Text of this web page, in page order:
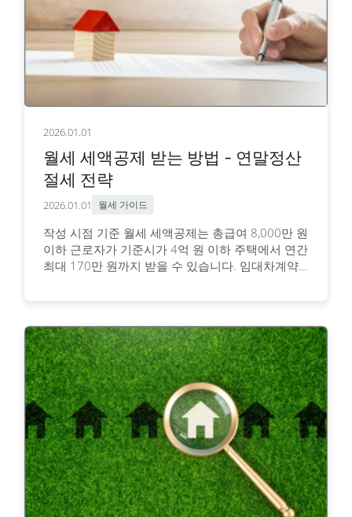
2026.01.01
월세 세액공제 받는 방법 - 연말정산
절세 전략
2026.01.01 월세 가이드
작성 시점 기준 월세 세액공제는 총급여 8,000만 원
이하 근로자가 기준시가 4억 원 이하 주택에서 연간
최대 170만 원까지 받을 수 있습니다. 임대차계약